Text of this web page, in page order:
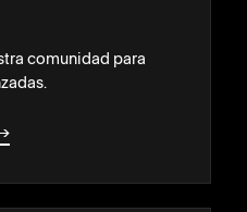
comunidad para
→